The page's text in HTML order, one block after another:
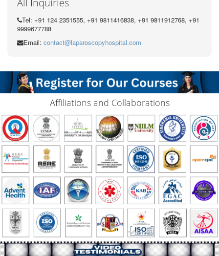
Tel: +91 124 2351555, +91 9811416838, +91 9811912768, +91
9999677788
Email: contact@laparoscopyhospital.com
Affiliations and Collaborations